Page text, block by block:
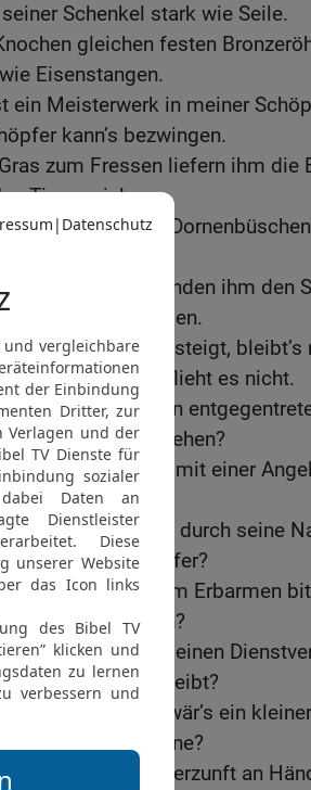
seiner Schenkel stark wie Seile.
gleichen festen
Eisenstangen.
ein Meisterwerk in meiner
kann’s bezwingen.
zum Fressen liefern ihm die
Tiere spielen.
sein Lager unter
Büsche spenden ihm den
die das Ufer säumen.
wenn das Wasser steigt,
ins Maul dringt, flieht es nicht.
ihm von vorn
durch die Nase ziehen?
du das Krokodil mit einer
niederdrückt?
du ein Binsenseil durch seine
durch den Kiefer?
es dich vielmals um Erbarmen
schmeicheln?
du mit ihm gar einen
immer bei dir bleibt?
du mit ihm, als wär’s ein
an die Leine?
es die Fischerzunft an